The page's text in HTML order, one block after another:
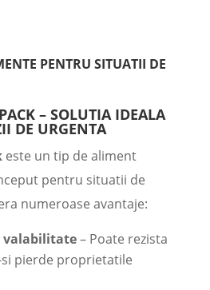
PENTRU SITUATII DE
– SOLUTIA IDEALA
DE URGENTA
este un tip de aliment
pentru situatii de
numeroase avantaje:
valabilitate– Poate rezista
si pierde proprietatile